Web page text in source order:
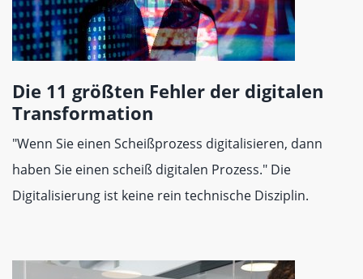
Die 11 größten Fehler der digitalen
Transformation
"Wenn Sie einen Scheißprozess digitalisieren, dann
haben Sie einen scheiß digitalen Prozess." Die
Digitalisierung ist keine rein technische Disziplin.